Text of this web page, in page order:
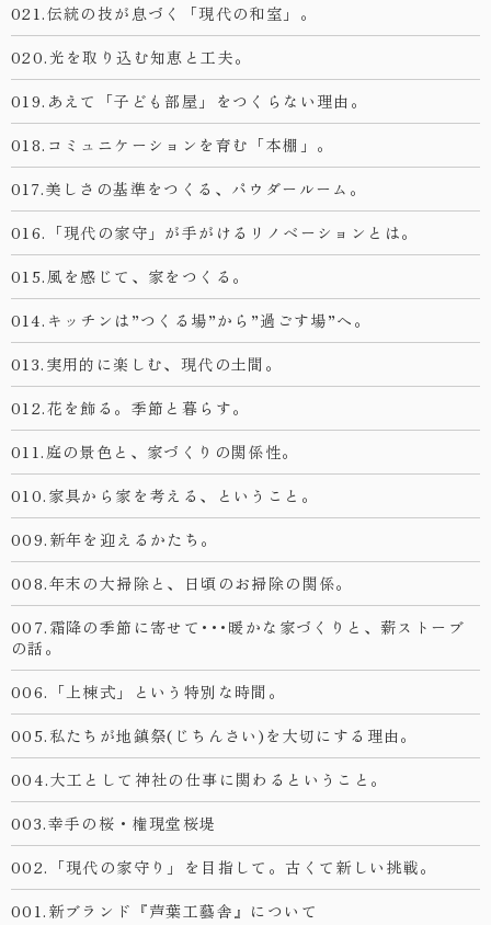
021.伝統の技が息づく「現代の和室」。
020.光を取り込む知恵と工夫。
019.あえて「子ども部屋」をつくらない理由。
018.コミュニケーションを育む「本棚」。
017.美しさの基準をつくる、パウダールーム。
016.「現代の家守」が手がけるリノベーションとは。
015.風を感じて、家をつくる。
014.キッチンは”つくる場”から”過ごす場”へ。
013.実用的に楽しむ、現代の土間。
012.花を飾る。季節と暮らす。
011.庭の景色と、家づくりの関係性。
010.家具から家を考える、ということ。
009.新年を迎えるかたち。
008.年末の大掃除と、日頃のお掃除の関係。
007.霜降の季節に寄せて･･･暖かな家づくりと、薪ストーブ
の話。
006.「上棟式」という特別な時間。
005.私たちが地鎮祭(じちんさい)を大切にする理由。
004.大工として神社の仕事に関わるということ。
003.幸手の桜・権現堂桜堤
002.「現代の家守り」を目指して。古くて新しい挑戦。
001.新ブランド『芦葉工藝舎』について